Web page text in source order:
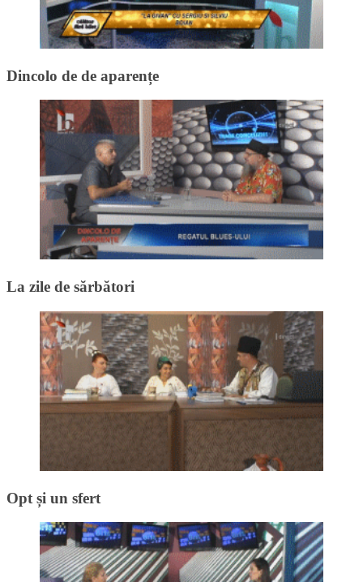
Dincolo de de aparențe
La zile de sărbători
Opt și un sfert